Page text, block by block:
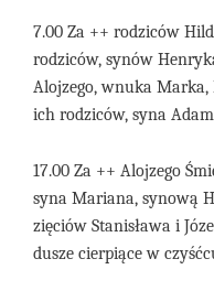
7.00 Za ++ rodziców
rodziców, synów
Alojzego, wnuka
ich rodziców, syna
17.00 Za ++ Alojzego
syna Mariana, synową
zięciów Stanisława i
dusze cierpiące w